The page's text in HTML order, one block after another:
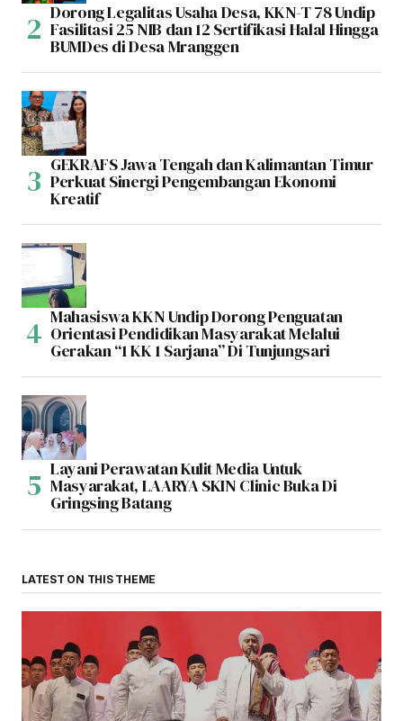
Dorong Legalitas Usaha Desa, KKN-T 78 Undip
Fasilitasi 25 NIB dan 12 Sertifikasi Halal Hingga
BUMDes di Desa Mranggen
GEKRAFS Jawa Tengah dan Kalimantan Timur
Perkuat Sinergi Pengembangan Ekonomi
Kreatif
Mahasiswa KKN Undip Dorong Penguatan
Orientasi Pendidikan Masyarakat Melalui
Gerakan “1 KK 1 Sarjana” Di Tunjungsari
Layani Perawatan Kulit Media Untuk
Masyarakat, LAARYA SKIN Clinic Buka Di
Gringsing Batang
LATEST ON THIS THEME